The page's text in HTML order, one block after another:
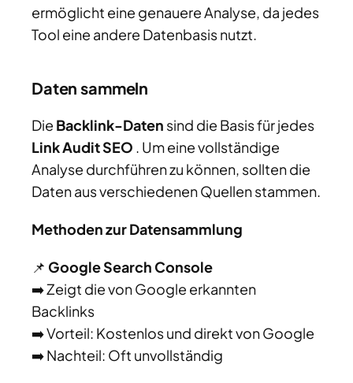
ermöglicht eine genauere Analyse, da jedes
Tool eine andere Datenbasis nutzt.
Daten sammeln
Die Backlink-Daten sind die Basis für jedes
Link Audit SEO . Um eine vollständige
Analyse durchführen zu können, sollten die
Daten aus verschiedenen Quellen stammen.
Methoden zur Datensammlung
📌 Google Search Console
➡️ Zeigt die von Google erkannten
Backlinks
➡️ Vorteil: Kostenlos und direkt von Google
➡️ Nachteil: Oft unvollständig